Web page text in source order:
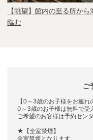
【眺望】館内の至る所から
臨む
ご
【0～3歳のお子様をお連れ
0～3歳のお子様は無料で受
ご希望のお客様は予約セン
★【全室禁煙】
全室禁煙となります。